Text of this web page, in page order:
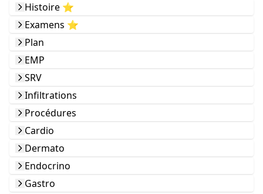
Histoire ⭐️
Examens ⭐️
Plan
EMP
SRV
Infiltrations
Procédures
Cardio
Dermato
Endocrino
Gastro